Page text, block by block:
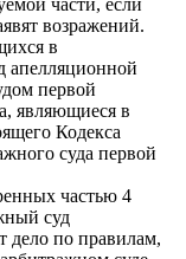
возражений.
в
апелляционной
первой
являющиеся в
Кодекса
суда первой
частью 4
суд
дело по правилам,